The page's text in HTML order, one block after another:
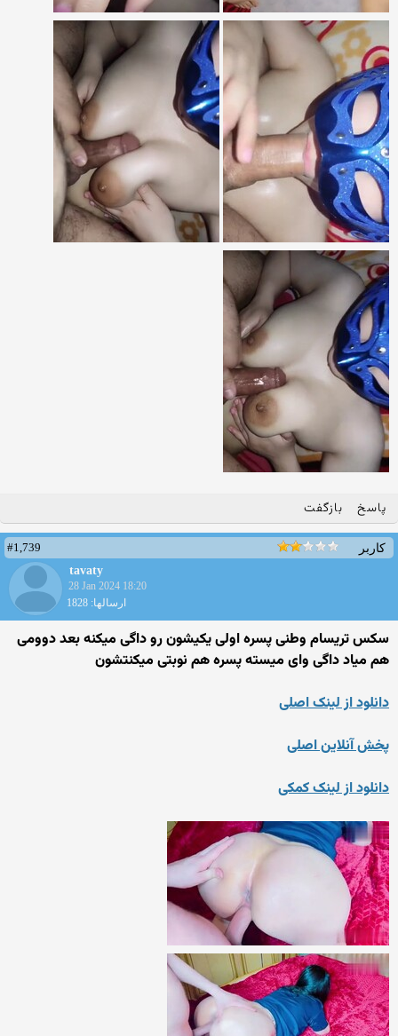
پاسخ بازگفت
کاربر
#1,739
tavaty
28 Jan 2024 18:20
ارسالها: 1828
سکس تریسام وطنی پسره اولی یکیشون رو داگی میکنه بعد دوومی
هم میاد داگی وای میسته پسره هم نوبتی میکنتشون
دانلود از لینک اصلی
پخش آنلاین اصلی
دانلود از لینک کمکی